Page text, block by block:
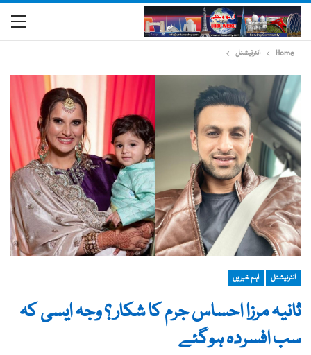
Home انٹرنیشنل
انٹرنیشنل اہم خبریں
ثانیہ مرزا احساس جرم کا شکار ؟ وجہ ایسی کہ
سب افسردہ ہوگئے